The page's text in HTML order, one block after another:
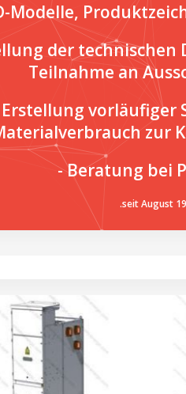
Modelle,
der
Teilnahme an
Erstellung vorläufiger
zur
- Beratung bei
.seit August